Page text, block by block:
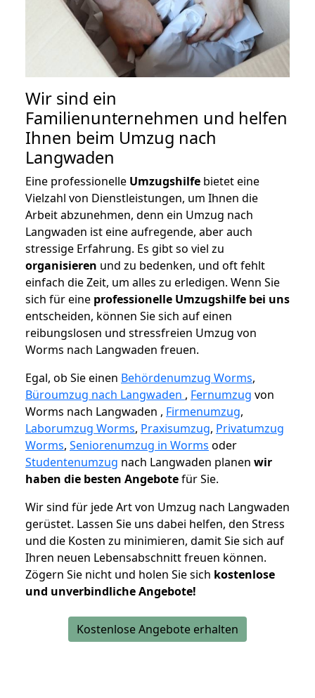
Wir sind ein
Familienunternehmen und helfen
Ihnen beim Umzug nach
Langwaden
Eine professionelle Umzugshilfe bietet eine
Vielzahl von Dienstleistungen, um Ihnen die
Arbeit abzunehmen, denn ein Umzug nach
Langwaden ist eine aufregende, aber auch
stressige Erfahrung. Es gibt so viel zu
organisieren und zu bedenken, und oft fehlt
einfach die Zeit, um alles zu erledigen. Wenn Sie
sich für eine professionelle Umzugshilfe bei uns
entscheiden, können Sie sich auf einen
reibungslosen und stressfreien Umzug von
Worms nach Langwaden freuen.
Egal, ob Sie einen Behördenumzug Worms,
Büroumzug nach Langwaden , Fernumzug von
Worms nach Langwaden , Firmenumzug,
Laborumzug Worms, Praxisumzug, Privatumzug
Worms, Seniorenumzug in Worms oder
Studentenumzug nach Langwaden planen wir
haben die besten Angebotefür Sie.
Wir sind für jede Art von Umzug nach Langwaden
gerüstet. Lassen Sie uns dabei helfen, den Stress
und die Kosten zu minimieren, damit Sie sich auf
Ihren neuen Lebensabschnitt freuen können.
Zögern Sie nicht und holen Sie sich kostenlose
und unverbindliche Angebote!
Kostenlose Angebote erhalten